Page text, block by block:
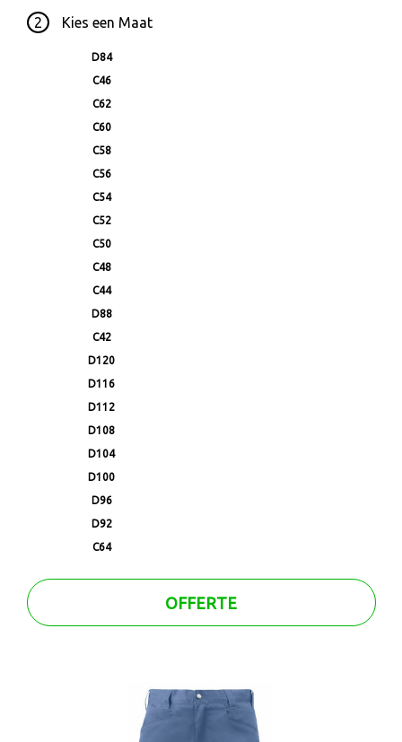
2 Kies een Maat
D84
C46
C62
C60
C58
C56
C54
C52
C50
C48
C44
D88
C42
D120
D116
D112
D108
D104
D100
D96
D92
C64
OFFERTE